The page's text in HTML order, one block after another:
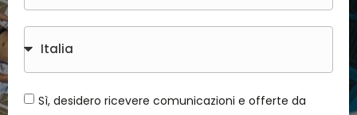
Sì, desidero ricevere comunicazioni e offerte da